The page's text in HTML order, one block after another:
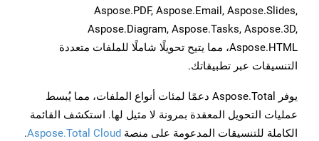
Aspose.PDF, Aspose.Email, Aspose.Slides,
Aspose.Diagram, Aspose.Tasks, Aspose.3D,
Aspose.HTML، مما يتيح تحويلًا شاملًا للملفات متعددة
التنسيقات عبر تطبيقاتك.
يوفر Aspose.Total دعمًا لمئات أنواع الملفات، مما يُبسط
عمليات التحويل المعقدة بمرونة لا مثيل لها. استكشف القائمة
الكاملة للتنسيقات المدعومة على منصة Aspose.Total Cloud
.